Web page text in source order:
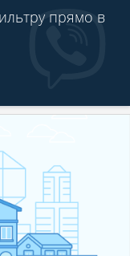
прямо в